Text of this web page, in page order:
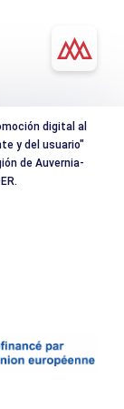
digital al
y del usuario"
de Auvernia-